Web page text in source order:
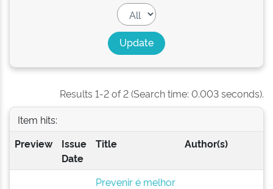
Results 1-2 of 2 (Search time: 0.003 seconds).
Item hits:
Preview
Issue
Date
Title Author(s)
Prevenir é melhor